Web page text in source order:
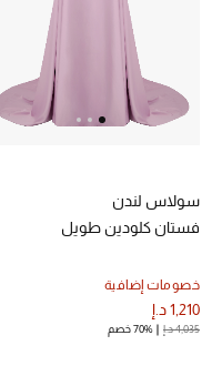
الموسم الجديد
ركن أناقة المنتجعات
حصريًا عبر الإنترنت
تشكيلة المناسبات للنساء
الحب للمحلي
الملابس الرياضية النسائية
سولاس لندن
فستان كلودين طويل
خصومات إضافية
1,210 د.إ
4,035 د.إ 70% خصم